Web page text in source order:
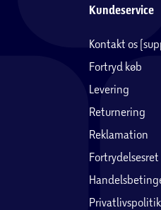
bevares - uden en eneste
indhold. AI HDR
detaljer, farver og
HDR billedbehandling og
Kundeservice
Kontakt os
Fortryd køb
Levering
Returnering
Reklamation
Fortrydelsesret
Privatlivspolitik